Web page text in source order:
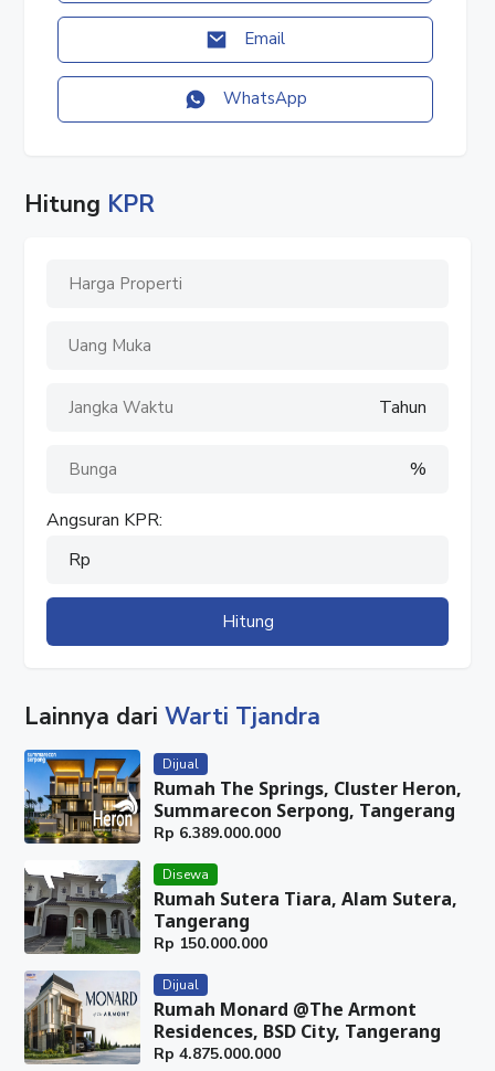
#tanahtangerang
#dijualtanah
#tanah
#jualtanah
#tanahstrategis
Email
WhatsApp
Hitung KPR
Tahun
%
Angsuran KPR:
Rp
Hitung
Lainnya dariWarti Tjandra
Dijual
Rumah The Springs, Cluster Heron,
Summarecon Serpong, Tangerang
Rp 6.389.000.000
Disewa
Rumah Sutera Tiara, Alam Sutera,
Tangerang
Rp 150.000.000
Dijual
Rumah Monard @The Armont
Residences, BSD City, Tangerang
Rp 4.875.000.000